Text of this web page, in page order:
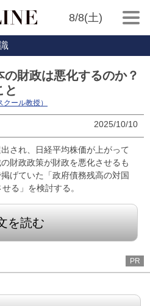
8/8(土)
財政は悪化するのか？
と
ール教授）
2025/10/10
され、日経平均株価が上がって
財政政策が財政を悪化させるも
げていた「政府債務残高の対国
る」を検討する。
を読む
PR